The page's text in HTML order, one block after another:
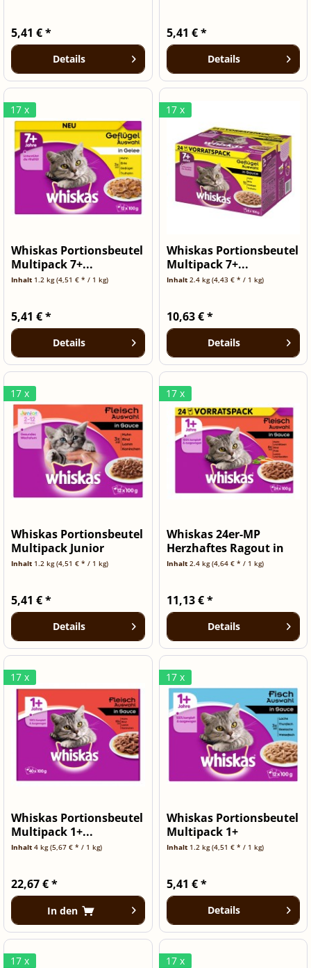
5,41 € *
Details
5,41 € *
Details
17 x
Whiskas Portionsbeutel
Multipack 7+...
Inhalt 1.2 kg(4,51 € * / 1 kg)
5,41 € *
Details
17 x
Whiskas Portionsbeutel
Multipack 7+...
Inhalt 2.4 kg(4,43 € * / 1 kg)
10,63 € *
Details
17 x
Whiskas Portionsbeutel
Multipack Junior
Fleischau
Inhalt 1.2 kg(4,51 € * / 1 kg)
5,41 € *
Details
17 x
Whiskas 24er-MP
Herzhaftes Ragout in
Sauce 24 x...
Inhalt 2.4 kg(4,64 € * / 1 kg)
11,13 € *
Details
17 x
Whiskas Portionsbeutel
Multipack 1+...
Inhalt4 kg(5,67 € * / 1 kg)
22,67 € *
In den
17 x
Whiskas Portionsbeutel
Multipack 1+
Fischauswahl
Inhalt 1.2 kg(4,51 € * / 1 kg)
5,41 € *
Details
17 x 17 x